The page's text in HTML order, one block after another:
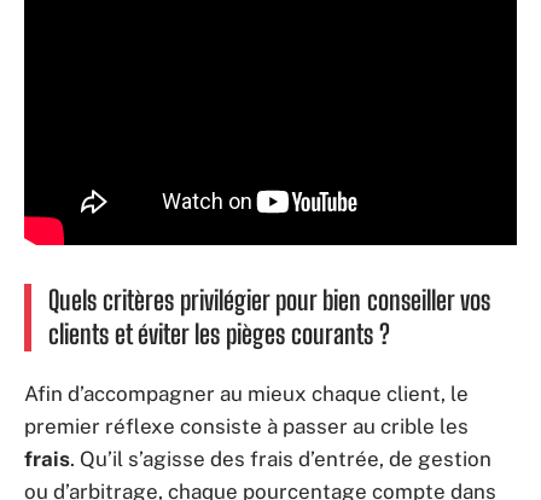
Quels critères privilégier pour bien conseiller vos
clients et éviter les pièges courants ?
Afin d’accompagner au mieux chaque client, le
premier réflexe consiste à passer au crible les
frais. Qu’il s’agisse des frais d’entrée, de gestion
ou d’arbitrage, chaque pourcentage compte dans